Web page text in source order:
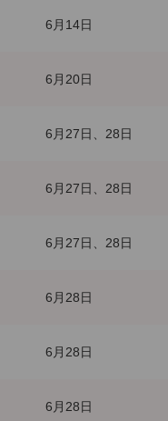
6月14日
6月20日
6月27日、28日
6月27日、28日
6月27日、28日
6月28日
6月28日
6月28日